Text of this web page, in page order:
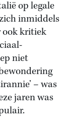
op legale
inmiddels
ook kritiek
niet
– was
jaren was